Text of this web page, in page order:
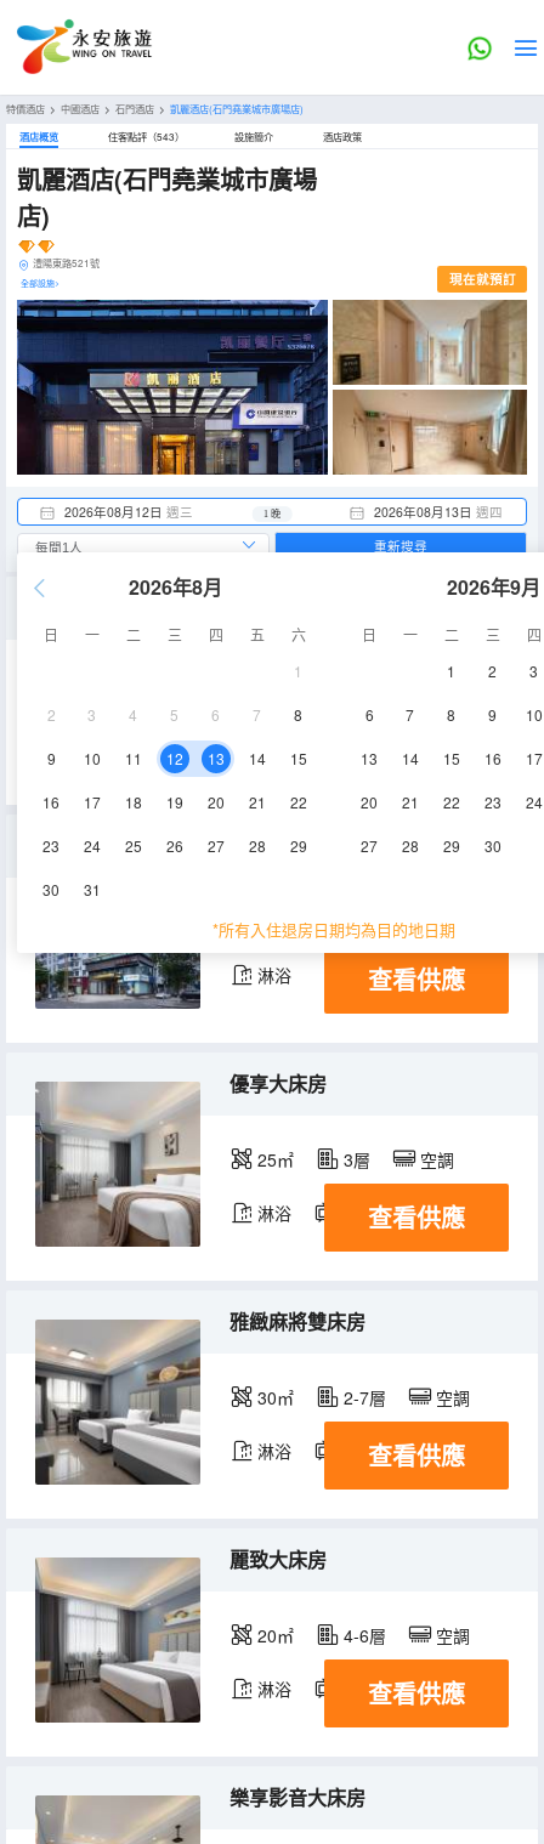
特價酒店 > 中國酒店 > 石門酒店 > 凱麗酒店(石門堯業城市廣場店)
酒店概览 住客點評（543） 設施簡介 酒店政策
凱麗酒店(石門堯業城市廣場
店)
澧陽東路521號
全部設施> 現在就預訂
2026年08月12日 週三 2026年08月13日 週四
1 晚
2026年8月
日 一 二 三 四 五
六
1
2 3 4 5 6 7 8
9 10 11 12 13 14 15
16 17 18 19 20 21 22
23 24 25 26 27 28 29
30 31
2026年9月
日 一 二 三
四
1
2 3
6 7 8 9 10
13 14 15 16 17
20 21 22 23 24
27 28 29 30
*所有入住退房日期均為目的地日期
重新搜尋
空調
特惠閣樓雙床房
15-20㎡ 8層 空調
淋浴 查看供應
優享大床房
25㎡ 3層 空調
淋浴 電視機
查看供應
雅緻麻將雙床房
30㎡ 2-7層 空調
淋浴 電視機
查看供應
麗致大床房
20㎡ 4-6層 空調
淋浴 電視機
查看供應
樂享影音大床房